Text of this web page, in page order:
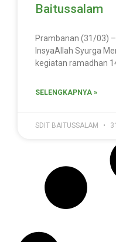
Baitussalam
Prambanan (31/03) –
InsyaAllah Syurga
kegiatan ramadhan
SELENGKAPNYA »
SDIT BAITUSSALAM